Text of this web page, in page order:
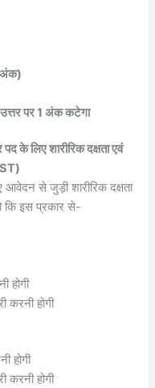
अंक)
पर 1 अंक कटेगा
लिए शारीरिक दक्षता एवं
से जुड़ी शारीरिक दक्षता
कि इस प्रकार से-
होगी
करनी होगी
होगी
करनी होगी